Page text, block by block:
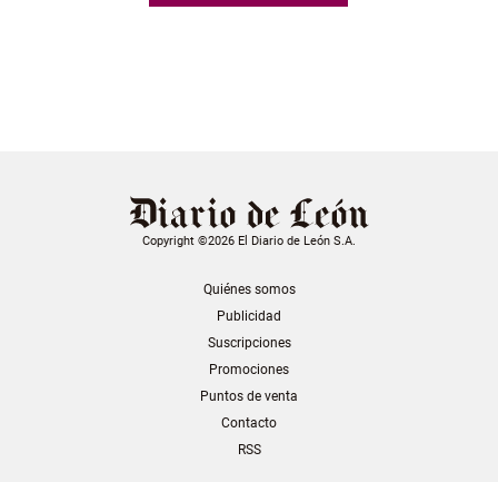
Copyright ©2026 El Diario de León S.A.
Quiénes somos
Publicidad
Suscripciones
Promociones
Puntos de venta
Contacto
RSS